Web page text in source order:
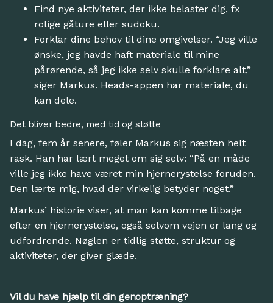
Find nye aktiviteter, der ikke belaster dig, fx
rolige gåture eller sudoku.
Forklar dine behov til dine omgivelser. “Jeg ville
ønske, jeg havde haft materiale til mine
pårørende, så jeg ikke selv skulle forklare alt,”
siger Markus. Heads-appen har materiale, du
kan dele.
Det bliver bedre, med tid og støtte
I dag, fem år senere, føler Markus sig næsten helt
rask. Han har lært meget om sig selv: “På en måde
ville jeg ikke have været min hjernerystelse foruden.
Den lærte mig, hvad der virkelig betyder noget.”
Markus’ historie viser, at man kan komme tilbage
efter en hjernerystelse, også selvom vejen er lang og
udfordrende. Nøglen er tidlig støtte, struktur og
aktiviteter, der giver glæde.
Vil du have hjælp til din genoptræning?